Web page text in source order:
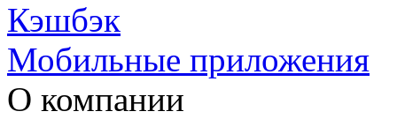
Кэшбэк
Мобильные приложения
О компании